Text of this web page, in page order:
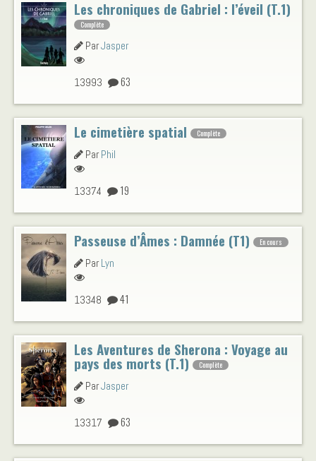
Les chroniques de Gabriel : l’éveil (T.1)
Complète
ParJasper
13993 63
Le cimetière spatial Complète
ParPhil
13374 19
Passeuse d’Âmes : Damnée (T1) En cours
ParLyn
13348 41
Les Aventures de Sherona : Voyage au
pays des morts (T.1) Complète
ParJasper
13317 63